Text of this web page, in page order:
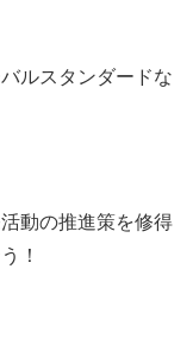
ルスタンダードな
動の推進策を修得
！